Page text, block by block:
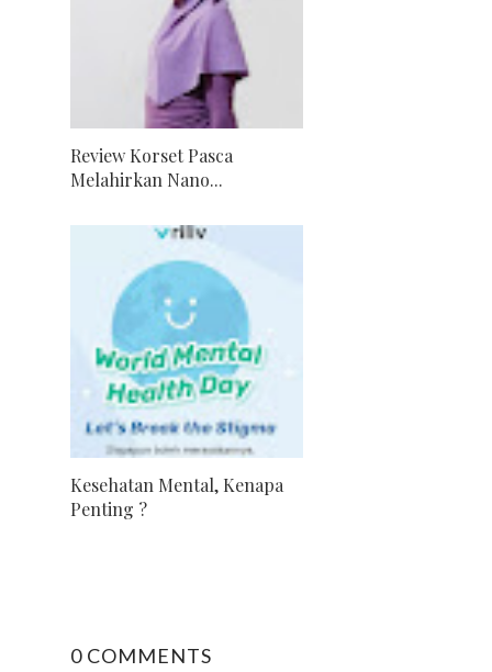
Review Korset Pasca
Melahirkan Nano...
Kesehatan Mental, Kenapa
Penting ?
0 COMMENTS